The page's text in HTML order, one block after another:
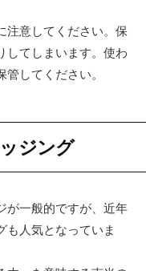
注意してください。保
してしまいます。使わ
してください。
ジング
が一般的ですが、近年
も人気となっていま